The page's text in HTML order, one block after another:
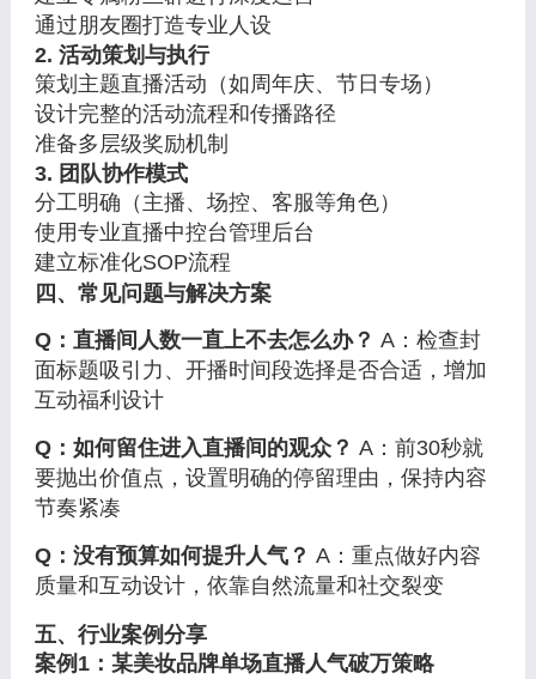
通过朋友圈打造专业人设
2. 活动策划与执行
策划主题直播活动（如周年庆、节日专场）
设计完整的活动流程和传播路径
准备多层级奖励机制
3. 团队协作模式
分工明确（主播、场控、客服等角色）
使用专业直播中控台管理后台
建立标准化SOP流程
四、常见问题与解决方案
Q：直播间人数一直上不去怎么办？ A：检查封
面标题吸引力、开播时间段选择是否合适，增加
互动福利设计
Q：如何留住进入直播间的观众？ A：前30秒就
要抛出价值点，设置明确的停留理由，保持内容
节奏紧凑
Q：没有预算如何提升人气？ A：重点做好内容
质量和互动设计，依靠自然流量和社交裂变
五、行业案例分享
案例1：某美妆品牌单场直播人气破万策略